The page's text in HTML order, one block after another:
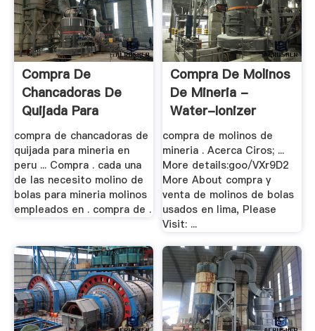
Compra De
Chancadoras De
Quijada Para
Mineria .
compra de chancadoras de
quijada para mineria en
peru ... Compra . cada una
de las necesito molino de
bolas para mineria molinos
empleados en . compra de .
Compra De Molinos
De Mineria -
Water-Ionizer
compra de molinos de
mineria . Acerca Ciros; ...
More details:goo/VXr9D2
More About compra y
venta de molinos de bolas
usados en lima, Please
Visit: ...